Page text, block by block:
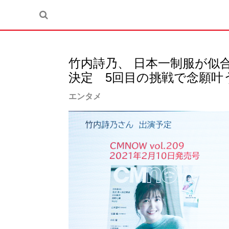
竹内詩乃、 日本一制服が似
決定 5回目の挑戦で念願叶
エンタメ